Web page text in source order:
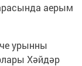
аерым
урынны
Хәйдәр